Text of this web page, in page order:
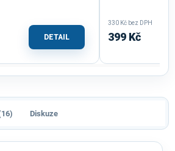
DETAIL
330 Kč bez DPH
399 Kč
Diskuze